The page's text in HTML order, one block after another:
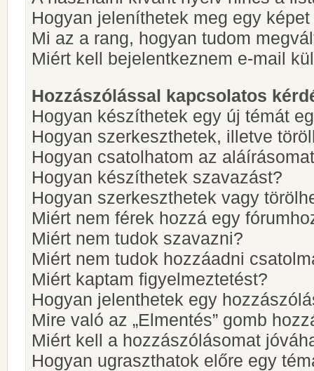
Hogyan jeleníthetek meg egy
Mi az a rang, hogyan tudom
Miért kell bejelentkeznem e-mail
Hozzászólással kapcsolatos
Hogyan készíthetek egy új témát
Hogyan szerkeszthetek, illetve
Hogyan csatolhatom az
Hogyan készíthetek szavazást?
Hogyan szerkeszthetek vagy
Miért nem férek hozzá egy
Miért nem tudok szavazni?
Miért nem tudok hozzáadni
Miért kaptam figyelmeztetést?
Hogyan jelenthetek egy
Mire való az „Elmentés” gomb
Miért kell a hozzászólásomat
Hogyan ugraszthatok előre egy